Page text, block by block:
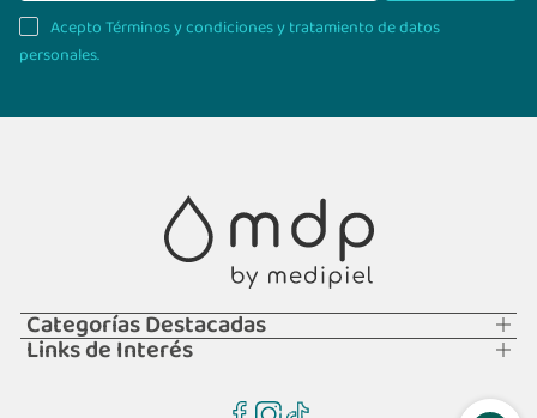
Acepto Términos y condiciones y tratamiento de datos
personales.
Categorías Destacadas
Links de Interés